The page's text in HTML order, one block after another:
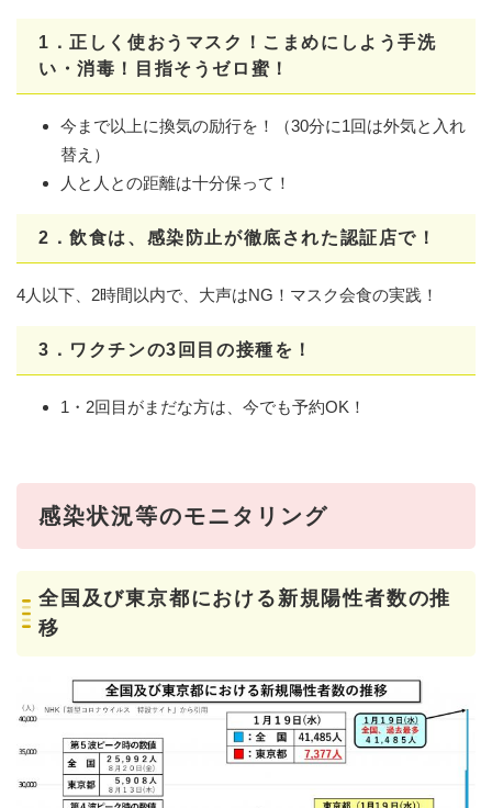
1．正しく使おうマスク！こまめにしよう手洗
い・消毒！目指そうゼロ蜜！
今まで以上に換気の励行を！（30分に1回は外気と入れ
替え）
人と人との距離は十分保って！
2．飲食は、感染防止が徹底された認証店で！
4人以下、2時間以内で、大声はNG！マスク会食の実践！
3．ワクチンの3回目の接種を！
1・2回目がまだな方は、今でも予約OK！
感染状況等のモニタリング
全国及び東京都における新規陽性者数の推
移